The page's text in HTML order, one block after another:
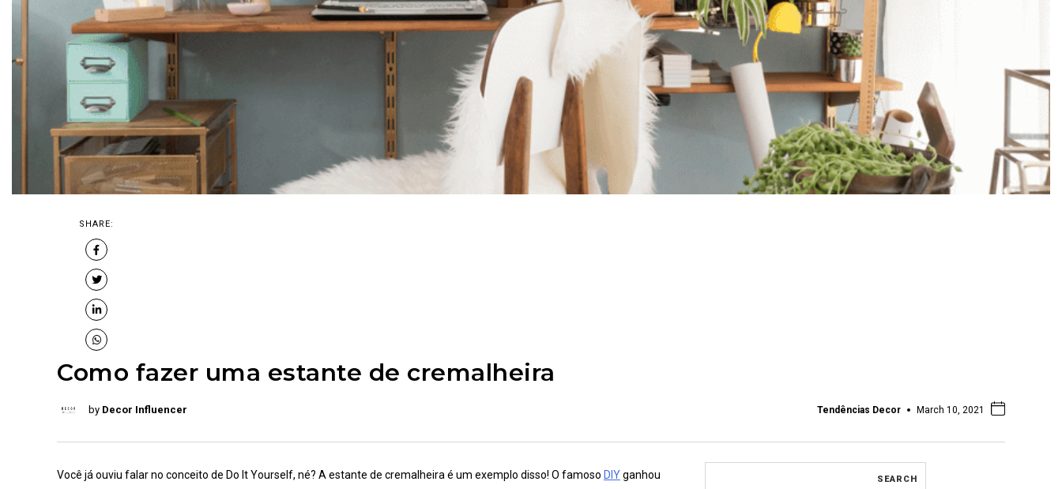
SHARE:
Como fazer uma estante de cremalheira
by Decor Influencer Tendências Decor March 10, 2021
Você já ouviu falar no conceito de Do It Yourself, né? A estante de cremalheira é um exemplo disso! O famoso DIYganhou